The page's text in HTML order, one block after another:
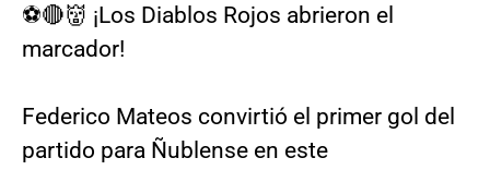
⚽🔴👹 ¡Los Diablos Rojos abrieron el
marcador!
Federico Mateos convirtió el primer gol del
partido para Ñublense en este